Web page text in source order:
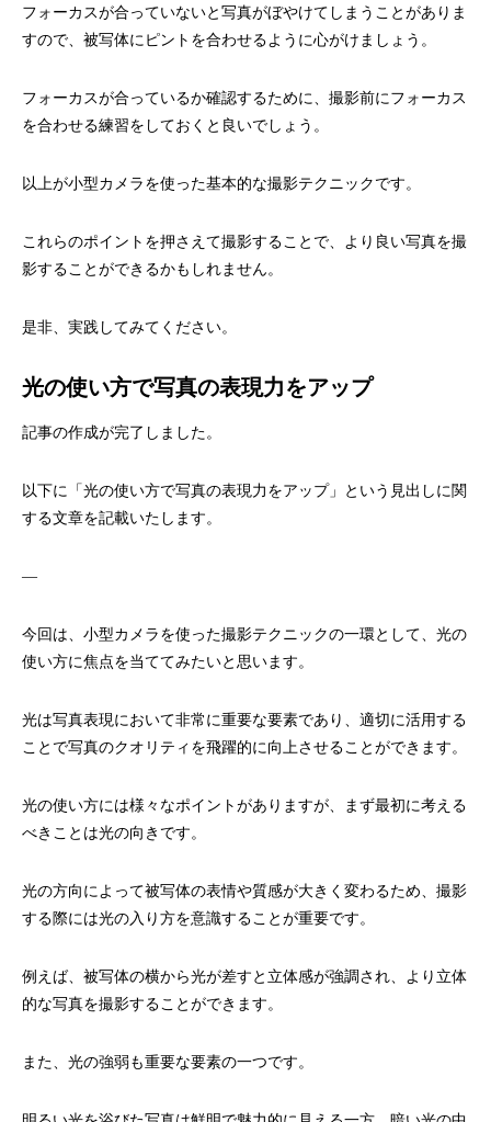
フォーカスが合っていないと写真がぼやけてしまうことがありま
すので、被写体にピントを合わせるように心がけましょう。
フォーカスが合っているか確認するために、撮影前にフォーカス
を合わせる練習をしておくと良いでしょう。
以上が小型カメラを使った基本的な撮影テクニックです。
これらのポイントを押さえて撮影することで、より良い写真を撮
影することができるかもしれません。
是非、実践してみてください。
光の使い方で写真の表現力をアップ
記事の作成が完了しました。
以下に「光の使い方で写真の表現力をアップ」という見出しに関
する文章を記載いたします。
—
今回は、小型カメラを使った撮影テクニックの一環として、光の
使い方に焦点を当ててみたいと思います。
光は写真表現において非常に重要な要素であり、適切に活用する
ことで写真のクオリティを飛躍的に向上させることができます。
光の使い方には様々なポイントがありますが、まず最初に考える
べきことは光の向きです。
光の方向によって被写体の表情や質感が大きく変わるため、撮影
する際には光の入り方を意識することが重要です。
例えば、被写体の横から光が差すと立体感が強調され、より立体
的な写真を撮影することができます。
また、光の強弱も重要な要素の一つです。